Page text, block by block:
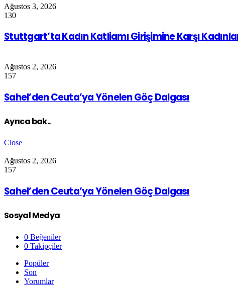
Ağustos 3, 2026
130
Stuttgart’ta Kadın Katliamı Girişimine Karşı
Ağustos 2, 2026
157
Sahel’den Ceuta’ya Yönelen Göç Dalgası
Ayrıca bak..
Close
Ağustos 2, 2026
157
Sahel’den Ceuta’ya Yönelen Göç Dalgası
Sosyal Medya
0 Beğeniler
0 Takipçiler
Popüler
Son
Yorumlar